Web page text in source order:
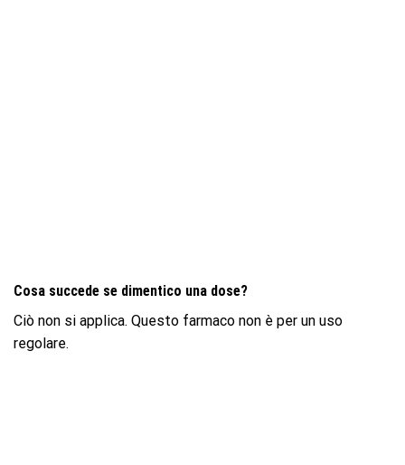
Cosa succede se dimentico una dose?
Ciò non si applica. Questo farmaco non è per un uso
regolare.